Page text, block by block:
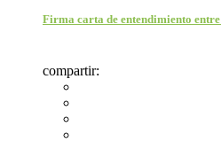
Firma carta de entendimiento
compartir: